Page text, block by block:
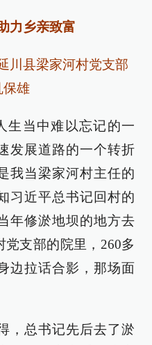
力乡亲致富
川县梁家河村党支部
保雄
生当中难以忘记的一
发展道路的一个转折
我当梁家河村主任的
习近平总书记回村的
年修淤地坝的地方去
支部的院里，260多
边拉话合影，那场面
，总书记先后去了淤